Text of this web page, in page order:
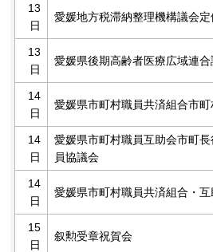
13
日
愛媛地方税滞納整理機構議会定
13
日
愛媛県後期高齢者医療広域連
14
日
愛媛県市町村職員共済組合市
14
日
愛媛県市町村職員互助会市町長
員協議会
14
日
愛媛県市町村職員共済組合・
15
日
叙勲受章祝賀会